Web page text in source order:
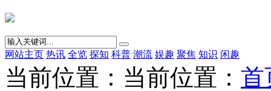
网站主页 热讯 全览 探知 科普 潮流 娱趣 聚焦 知识 闲趣
当前位置：当前位置： 首